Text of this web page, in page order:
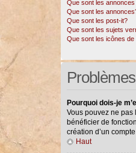
Que sont les annonces
Que sont les
Que sont les post-it?
Que sont les sujets
Que sont les icônes de
Pourquoi dois-je
Vous pouvez ne pas
bénéficier de
création d’un
Haut